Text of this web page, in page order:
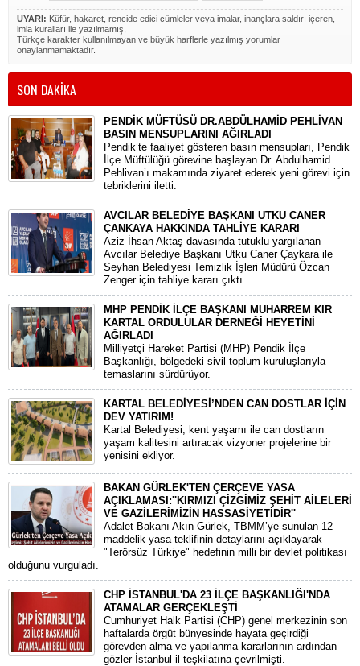
UYARI: Küfür, hakaret, rencide edici cümleler veya imalar, inançlara saldırı içeren,
imla kuralları ile yazılmamış,
Türkçe karakter kullanılmayan ve büyük harflerle yazılmış yorumlar
onaylanmamaktadır.
SON DAKİKA
PENDİK MÜFTÜSÜ DR.ABDÜLHAMİD PEHLİVAN
BASIN MENSUPLARINI AĞIRLADI
​Pendik’te faaliyet gösteren basın mensupları, Pendik
İlçe Müftülüğü görevine başlayan Dr. Abdulhamid
Pehlivan’ı makamında ziyaret ederek yeni görevi için
tebriklerini iletti.
AVCILAR BELEDİYE BAŞKANI UTKU CANER
ÇANKAYA HAKKINDA TAHLİYE KARARI
​Aziz İhsan Aktaş davasında tutuklu yargılanan
Avcılar Belediye Başkanı Utku Caner Çaykara ile
Seyhan Belediyesi Temizlik İşleri Müdürü Özcan
Zenger için tahliye kararı çıktı.
MHP PENDİK İLÇE BAŞKANI MUHARREM KIR
KARTAL ORDULULAR DERNEĞİ HEYETİNİ
AĞIRLADI
​Milliyetçi Hareket Partisi (MHP) Pendik İlçe
Başkanlığı, bölgedeki sivil toplum kuruluşlarıyla
temaslarını sürdürüyor.
KARTAL BELEDİYESİ’NDEN CAN DOSTLAR İÇİN
DEV YATIRIM!
Kartal Belediyesi, kent yaşamı ile can dostların
yaşam kalitesini artıracak vizyoner projelerine bir
yenisini ekliyor.
BAKAN GÜRLEK'TEN ÇERÇEVE YASA
AÇIKLAMASI:''KIRMIZI ÇİZGİMİZ ŞEHİT AİLELERİ
VE GAZİLERİMİZİN HASSASİYETİDİR''
Adalet Bakanı Akın Gürlek, TBMM’ye sunulan 12
maddelik yasa teklifinin detaylarını açıklayarak
"Terörsüz Türkiye" hedefinin milli bir devlet politikası
olduğunu vurguladı.
CHP İSTANBUL'DA 23 İLÇE BAŞKANLIĞI'NDA
ATAMALAR GERÇEKLEŞTİ
​Cumhuriyet Halk Partisi (CHP) genel merkezinin son
haftalarda örgüt bünyesinde hayata geçirdiği
görevden alma ve yapılanma kararlarının ardından
gözler İstanbul il teşkilatına çevrilmişti.